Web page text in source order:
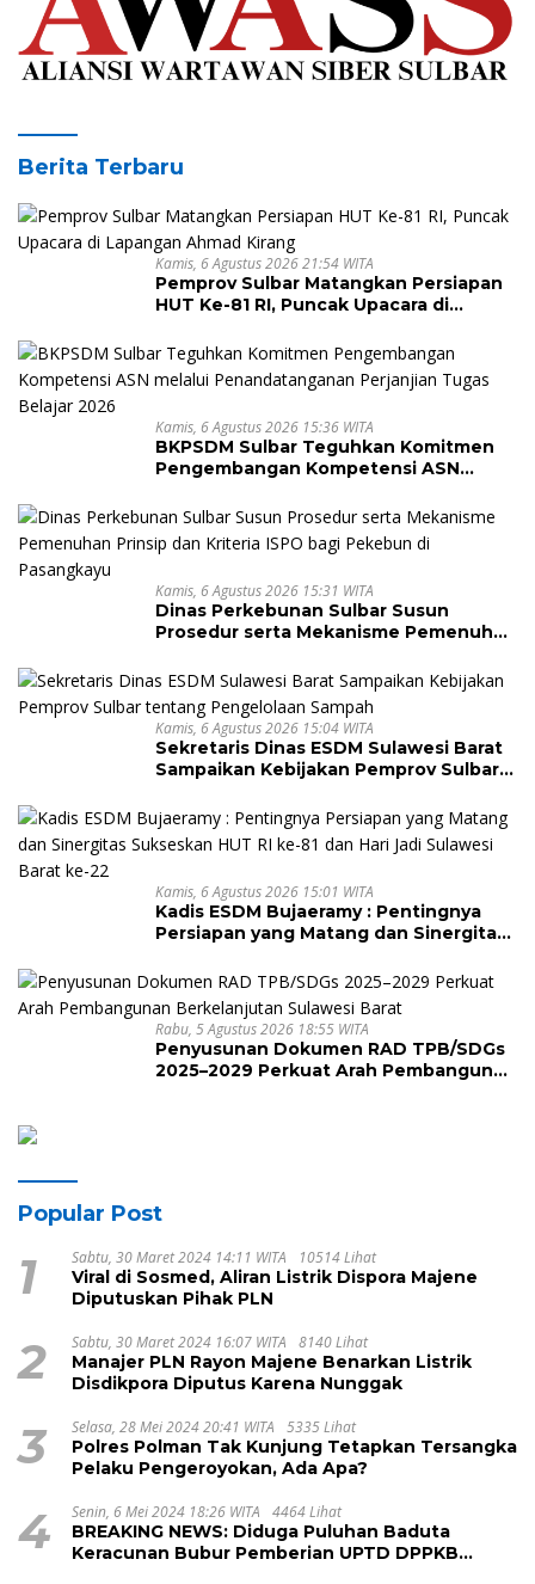
Berita Terbaru
Kamis, 6 Agustus 2026 21:54 WITA
Pemprov Sulbar Matangkan Persiapan
HUT Ke-81 RI, Puncak Upacara di
Kamis, 6 Agustus 2026 15:36 WITA
BKPSDM Sulbar Teguhkan Komitmen
Pengembangan Kompetensi ASN
Tugas Belajar 2026
Kamis, 6 Agustus 2026 15:31 WITA
Dinas Perkebunan Sulbar Susun
Prosedur serta Mekanisme Pemenuhan
di Pasangkayu
Kamis, 6 Agustus 2026 15:04 WITA
Sekretaris Dinas ESDM Sulawesi Barat
Sampaikan Kebijakan Pemprov Sulbar
Kamis, 6 Agustus 2026 15:01 WITA
Kadis ESDM Bujaeramy : Pentingnya
Persiapan yang Matang dan Sinergitas
Sulawesi Barat ke-22
Rabu, 5 Agustus 2026 18:55 WITA
Penyusunan Dokumen RAD TPB/SDGs
2025–2029 Perkuat Arah Pembangunan
Popular Post
1 Sabtu, 30 Maret 2024 14:11 WITA 10514 Lihat
Viral di Sosmed, Aliran Listrik Dispora Majene
Diputuskan Pihak PLN
2 Sabtu, 30 Maret 2024 16:07 WITA 8140 Lihat
Manajer PLN Rayon Majene Benarkan Listrik
Disdikpora Diputus Karena Nunggak
3 Selasa, 28 Mei 2024 20:41 WITA 5335 Lihat
Polres Polman Tak Kunjung Tetapkan Tersangka
Pelaku Pengeroyokan, Ada Apa?
4 Senin, 6 Mei 2024 18:26 WITA 4464 Lihat
BREAKING NEWS: Diduga Puluhan Baduta
Keracunan Bubur Pemberian UPTD DPPKB